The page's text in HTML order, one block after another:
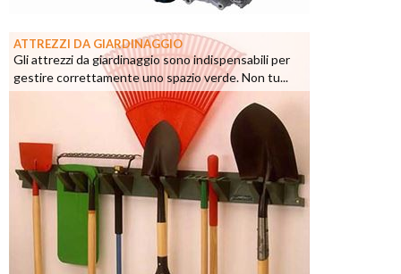
ATTREZZI DA GIARDINAGGIO
Gli attrezzi da giardinaggio sono indispensabili per
gestire correttamente uno spazio verde. Non tu...